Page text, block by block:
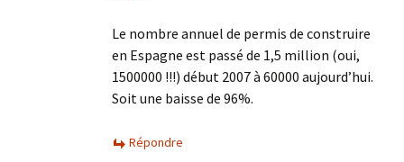
Le nombre annuel de permis de construire
en Espagne est passé de 1,5 million (oui,
1500000 !!!) début 2007 à 60000 aujourd’hui.
Soit une baisse de 96%.
Répondre